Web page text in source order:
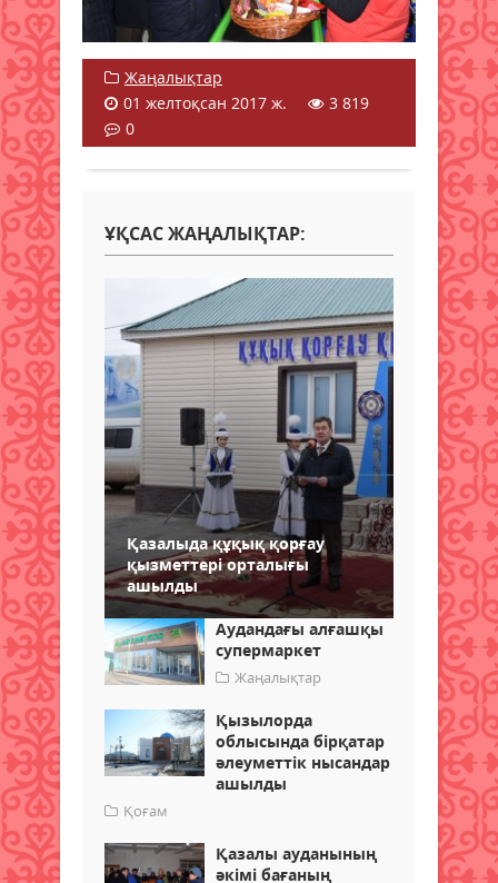
Жаңалықтар
01 желтоқсан 2017 ж.
3 819
0
ҰҚСАС ЖАҢАЛЫҚТАР:
Қазалыда құқық қорғау
қызметтері орталығы
ашылды
Аудандағы алғашқы
супермаркет
Жаңалықтар
Қызылорда
облысында бірқатар
әлеуметтік нысандар
ашылды
Қоғам
Қазалы ауданының
әкімі бағаның